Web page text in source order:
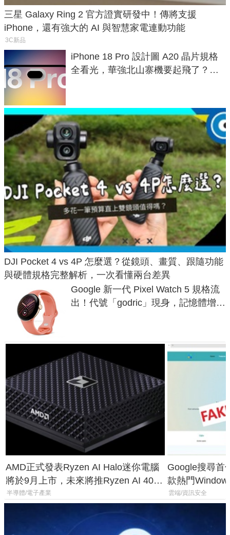
三星 Galaxy Ring 2 官方證實研發中！傳將支援
iPhone，還有強大的 AI 與智慧家電連動功能
3C新品
iPhone 18 Pro 設計圖 A20 晶片規格
全看光，華強北山寨機要起飛了？專
DJI Pocket 4 vs 4P 怎麼選？從鏡頭、畫質、跟隨功能
與硬體規格完整解析，一次看懂兩台差異
Google 新一代 Pixel Watch 5 規格流
出！代號「godric」現身，記憶體增強
AMD正式發表Ryzen AI Halo迷你電腦
將於9月上市，未來將推Ryzen AI 400
Max系列處理器與對應升級版
半導體/電子產業
Google搜尋首
款熱門
機
雲端/資訊安全